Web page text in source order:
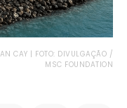
CAY | FOTO: DIVULGAÇÃO /
MSC FOUNDATION